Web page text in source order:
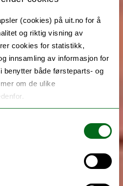
(cookies) på uit.no for å
og riktig visning av
cookies for statistikk,
innsamling av informasjon for
benytter både førsteparts- og
om de ulike